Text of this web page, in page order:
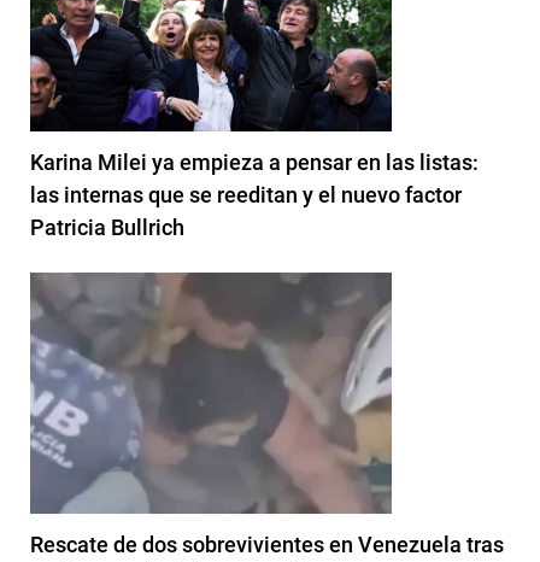
Karina Milei ya empieza a pensar en las listas:
las internas que se reeditan y el nuevo factor
Patricia Bullrich
Rescate de dos sobrevivientes en Venezuela tras